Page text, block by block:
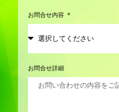
お問合せ内容
お問合せ詳細